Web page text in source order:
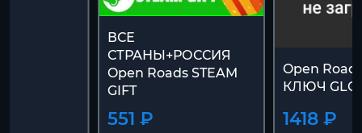
ВСЕ
СТРАНЫ+РОССИЯ
Open Roads STEAM
GIFT
551 ₽
Open
КЛЮЧ
1418 ₽